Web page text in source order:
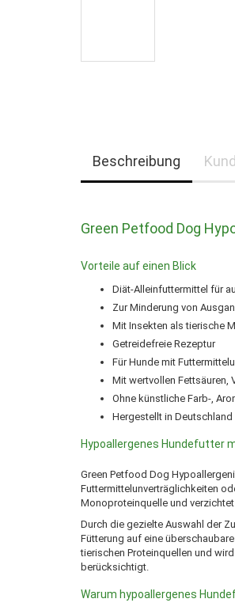
Beschreibung
Green Petfood Dog
Vorteile auf einen Blick
Diät-Alleinfuttermittel für
Zur Minderung von
Mit Insekten als tierische
Getreidefreie Rezeptur
Für Hunde mit
Mit wertvollen Fettsäuren,
Ohne künstliche Farb-,
Hergestellt in Deutschland
Hypoallergenes Hundefutter
Green Petfood Dog
Futtermittelunverträglichkeiten
Monoproteinquelle und
Durch die gezielte Auswahl der
Fütterung auf eine
tierischen Proteinquellen und
berücksichtigt.
Warum hypoallergenes